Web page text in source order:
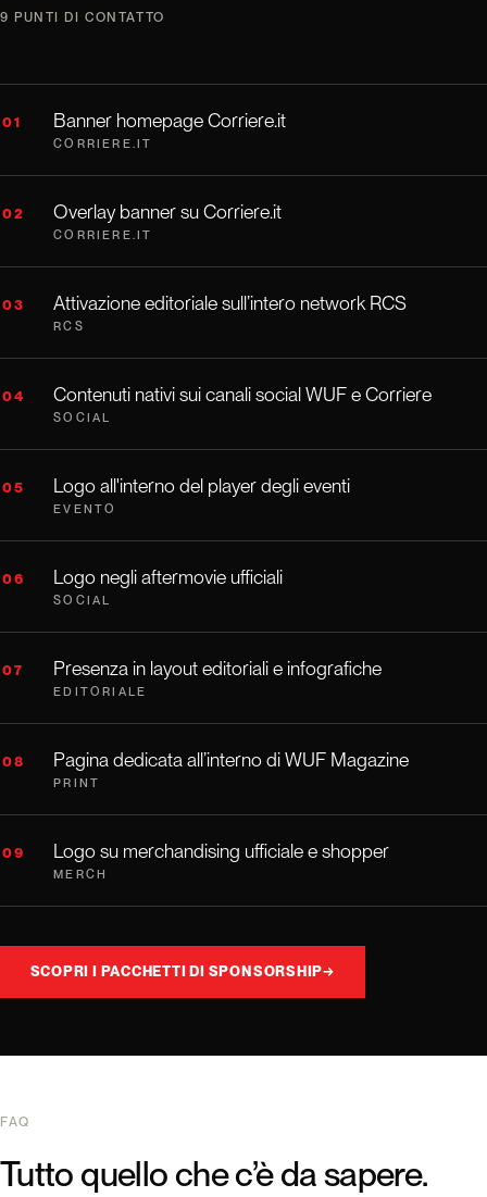
9 PUNTI DI CONTATTO
01 Banner homepage Corriere.it
CORRIERE.IT
02 Overlay banner su Corriere.it
CORRIERE.IT
03 Attivazione editoriale sull’intero network RCS
RCS
04 Contenuti nativi sui canali social WUF e Corriere
SOCIAL
05 Logo all'interno del player degli eventi
EVENTO
06 Logo negli aftermovie ufficiali
SOCIAL
07 Presenza in layout editoriali e infografiche
EDITORIALE
08 Pagina dedicata all’interno di WUF Magazine
PRINT
09 Logo su merchandising ufficiale e shopper
MERCH
SCOPRI I PACCHETTI DI SPONSORSHIP→
FAQ
Tutto quello che c’è da sapere.